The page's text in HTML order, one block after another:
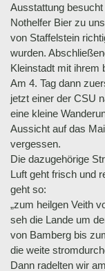
Ausstattung
Nothelfer Bier zu
von Staffelstein
wurden.
Kleinstadt mit ihrem
Am 4. Tag dann
jetzt einer der CSU
eine kleine
Aussicht auf das
vergessen.
Die dazugehörige
Luft geht frisch und
geht so:
„zum heilgen Veith
seh die Lande um
von Bamberg bis
die weite
Dann radelten wir